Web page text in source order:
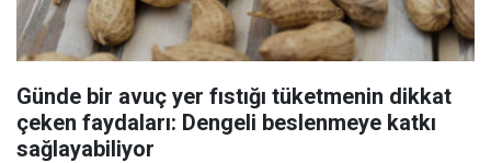
Günde bir avuç yer fıstığı tüketmenin dikkat
çeken faydaları: Dengeli beslenmeye katkı
sağlayabiliyor